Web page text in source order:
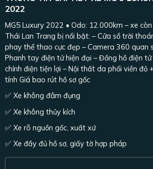
2022
MG5 Luxury 2022 • Odo: 12.000km – xe
Thái Lan Trang bị nổi bật: – Cửa sổ trời
phay thể thao cực đẹp – Camera 360 quan
Phanh tay điện tử hiện đại – Đồng hồ điện tử
chỉnh điện tiện lợi – Nội thất da phối viền đỏ
tính Giá bao rút hồ sơ gốc
✅ Xe không đâm đụng
✅ Xe không thủy kích
✅ Xe rõ nguồn gốc, xuất xứ
✅ Xe đầy đủ hồ sơ, giấy tờ hợp pháp